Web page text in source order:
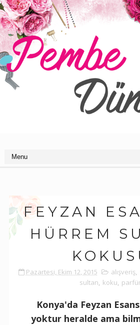
FEYZAN
HÜRREM
Pazartesi, Ekim 12, 2015 alışveriş,
sultan, koku,
Konya'da Feyzan
yoktur heralde ama